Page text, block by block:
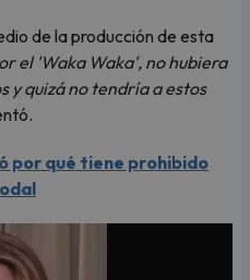
de la producción de esta
el 'Waka Waka', no hubiera
y quizá no tendría a estos
por qué tiene prohibido